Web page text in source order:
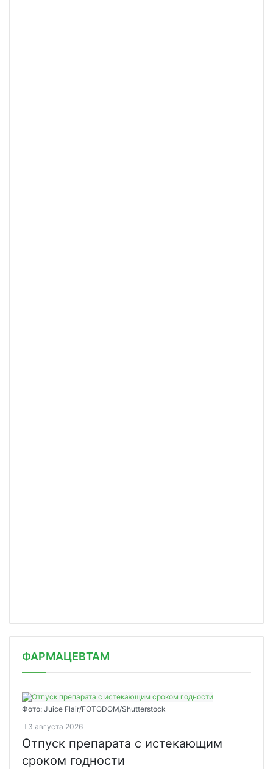
ФАРМАЦЕВТАМ
Фото: Juice Flair/FOTODOM/Shutterstoсk
3 августа 2026
Отпуск препарата с истекающим
сроком годности